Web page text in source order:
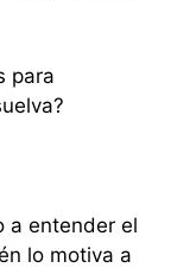
para
a entender el
lo motiva a